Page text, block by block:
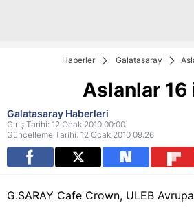
Haberler Galatasaray
Aslanlar 16
Galatasaray Haberleri
Giriş Tarihi: 12 Ocak 2010 00:00
Güncelleme Tarihi: 12 Ocak 2010 09:26
G.SARAY Cafe Crown, ULEB